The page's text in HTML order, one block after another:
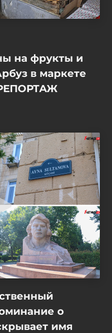
на фрукты и
в маркете
о
имя